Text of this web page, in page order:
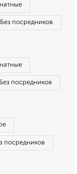
Без посредников
Без посредников
посредников